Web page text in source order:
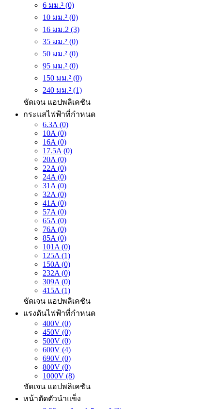
6 มม.² (0)
10 มม.² (0)
16 มม.2 (3)
35 มม.² (0)
50 มม.² (0)
95 มม.² (0)
150 มม.² (0)
240 มม.² (1)
ชัดเจน แอปพลิเคชัน
กระแสไฟฟ้าที่กำหนด
6.3A (0)
10A (0)
16A (0)
17.5A (0)
20A (0)
22A (0)
24A (0)
31A (0)
32A (0)
41A (0)
57A (0)
65A (0)
76A (0)
85A (0)
101A (0)
125A (1)
150A (0)
232A (0)
309A (0)
415A (1)
ชัดเจน แอปพลิเคชัน
แรงดันไฟฟ้าที่กำหนด
400V (0)
450V (0)
500V (0)
600V (4)
690V (0)
800V (0)
1000V (8)
ชัดเจน แอปพลิเคชัน
หน้าตัดตัวนำแข็ง